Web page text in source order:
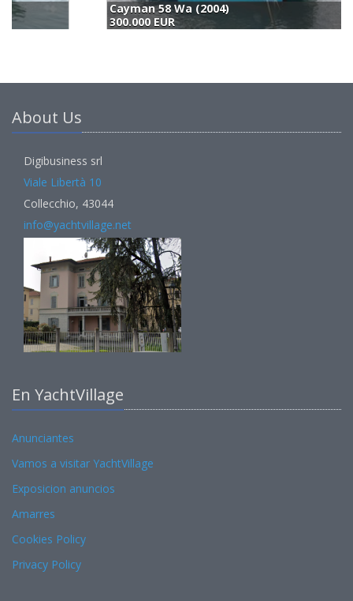
Cayman 58 Wa (2004)
300.000 EUR
About Us
Digibusiness srl
Viale Libertà 10
Collecchio, 43044
info@yachtvillage.net
En YachtVillage
Anunciantes
Vamos a visitar YachtVillage
Exposicion anuncios
Amarres
Cookies Policy
Privacy Policy